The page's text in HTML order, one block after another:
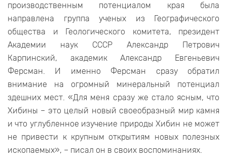
производственным потенциалом края была
направлена группа ученых из Географического
общества и Геологического комитета, президент
Академии наук СССР Александр Петрович
Карпинский, академик Александр Евгеньевич
Ферсман. И именно Ферсман сразу обратил
внимание на огромный минеральный потенциал
здешних мест. «Для меня сразу же стало ясным, что
Хибины – это целый новый своеобразный мир камня
и что углубленное изучение природы Хибин не может
не привести к крупным открытиям новых полезных
ископаемых», – писал он в своих воспоминаниях.